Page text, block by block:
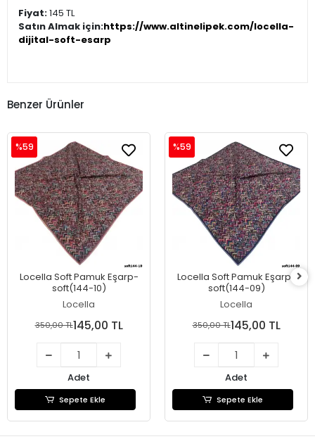
Fiyat:145 TL
Satın Almak için:https://www.altinelipek.com/locella-
dijital-soft-esarp
Benzer Ürünler
Locella Soft Pamuk Eşarp-
soft(144-10)
Locella
%59
350,00 TL145,00 TL
Adet
Sepete Ekle
Locella Soft Pamuk Eşarp-
soft(144-09)
Locella
%59
350,00 TL145,00 TL
Adet
Sepete Ekle